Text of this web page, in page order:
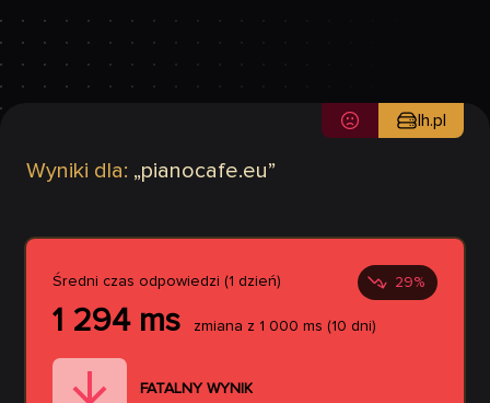
Wyniki dla: „pianocafe.eu”
lh.pl
Średni czas odpowiedzi (1 dzień) 29%
1 294ms zmiana z 1 000 ms (10 dni)
FATALNY WYNIK